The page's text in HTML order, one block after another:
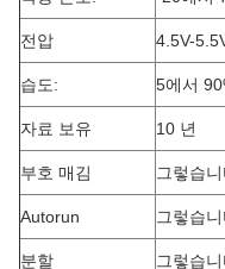
전압 4.5V-
습도: 5에서
자료 보유 10 년
부호 매김 그렇습
Autorun 그렇습
분할 그렇습